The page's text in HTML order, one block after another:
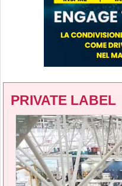
PRIVATE LABEL